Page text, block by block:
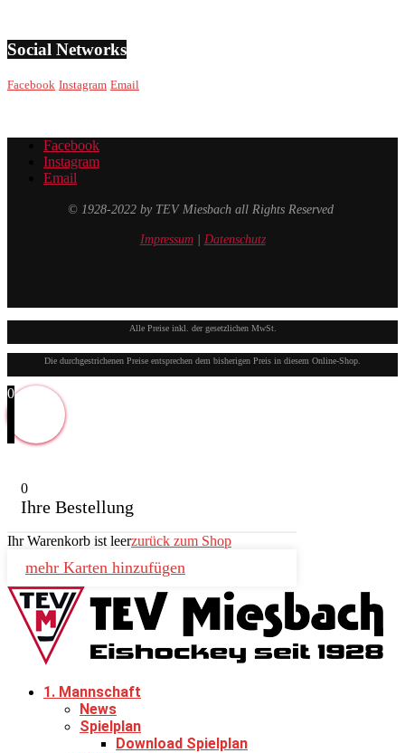
Social Networks
Facebook Instagram Email
Facebook
Instagram
Email
© 1928-2022 by TEV Miesbach all Rights Reserved
Impressum| Datenschutz
Alle Preise inkl. der gesetzlichen MwSt.
Die durchgestrichenen Preise entsprechen dem bisherigen Preis in diesem Online-Shop.
0
0
Ihre Bestellung
Ihr Warenkorb ist leerzurück zum Shop
mehr Karten hinzufügen
1. Mannschaft
News
Spielplan
Download Spielplan